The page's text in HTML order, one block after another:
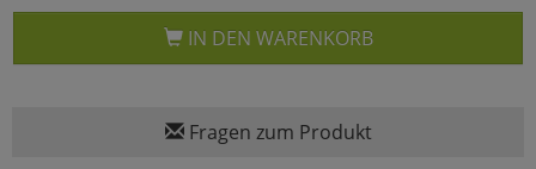
IN DEN WARENKORB
Fragen zum Produkt